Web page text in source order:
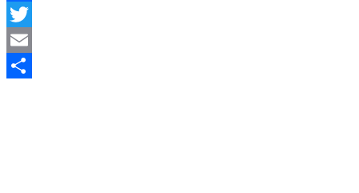
Facebook
Twitter
Email